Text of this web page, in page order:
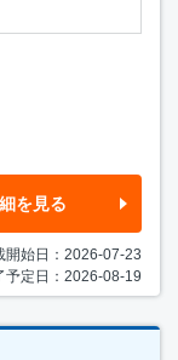
を見る
開始日：2026-07-23
予定日：2026-08-19